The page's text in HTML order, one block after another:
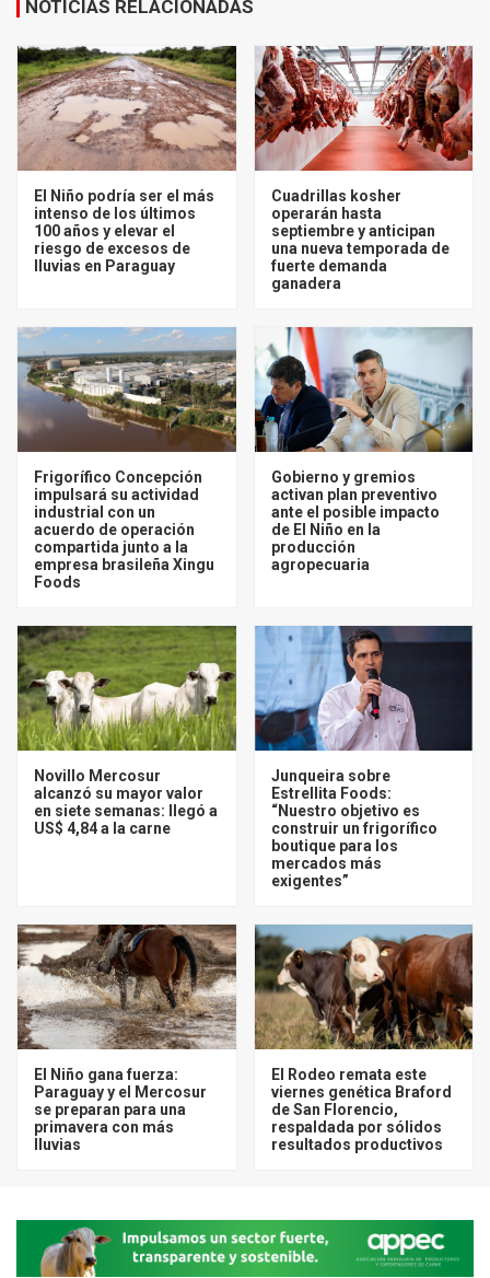
NOTICIAS RELACIONADAS
El Niño podría ser el más
intenso de los últimos
100 años y elevar el
riesgo de excesos de
lluvias en Paraguay
Cuadrillas kosher
operarán hasta
septiembre y anticipan
una nueva temporada de
fuerte demanda
ganadera
Frigorífico Concepción
impulsará su actividad
industrial con un
acuerdo de operación
compartida junto a la
empresa brasileña Xingu
Foods
Gobierno y gremios
activan plan preventivo
ante el posible impacto
de El Niño en la
producción
agropecuaria
Novillo Mercosur
alcanzó su mayor valor
en siete semanas: llegó a
US$ 4,84 a la carne
Junqueira sobre
Estrellita Foods:
“Nuestro objetivo es
construir un frigorífico
boutique para los
mercados más
exigentes”
El Niño gana fuerza:
Paraguay y el Mercosur
se preparan para una
primavera con más
lluvias
El Rodeo remata este
viernes genética Braford
de San Florencio,
respaldada por sólidos
resultados productivos